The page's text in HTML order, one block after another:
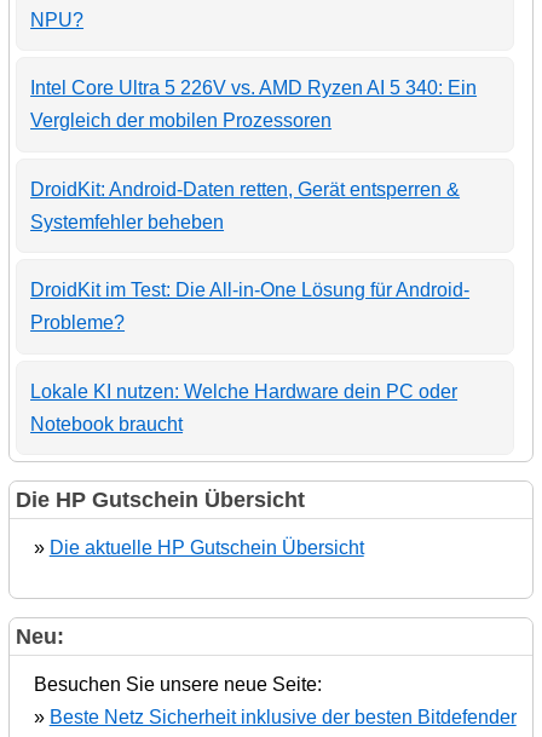
NPU?
Intel Core Ultra 5 226V vs. AMD Ryzen AI 5 340: Ein
Vergleich der mobilen Prozessoren
DroidKit: Android-Daten retten, Gerät entsperren &
Systemfehler beheben
DroidKit im Test: Die All-in-One Lösung für Android-
Probleme?
Lokale KI nutzen: Welche Hardware dein PC oder
Notebook braucht
Die HP Gutschein Übersicht
» Die aktuelle HP Gutschein Übersicht
Neu:
Besuchen Sie unsere neue Seite:
» Beste Netz Sicherheit inklusive der besten Bitdefender